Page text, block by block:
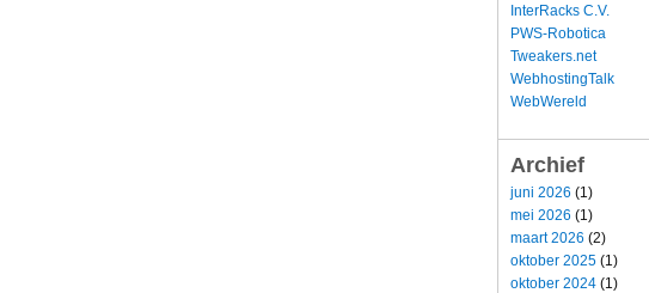
InterRacks C.V.
PWS-Robotica
Tweakers.net
WebhostingTalk
WebWereld
Archief
juni 2026 (1)
mei 2026 (1)
maart 2026 (2)
oktober 2025 (1)
oktober 2024 (1)